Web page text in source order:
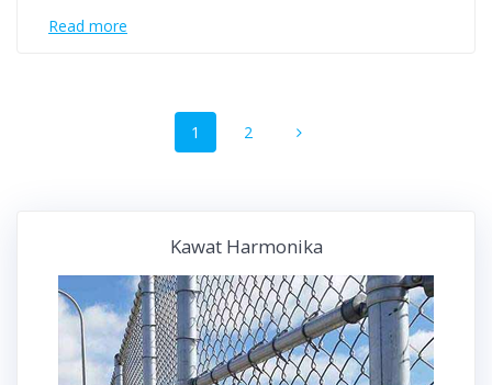
Read more
navigationPage
1 Page
2
Kawat Harmonika